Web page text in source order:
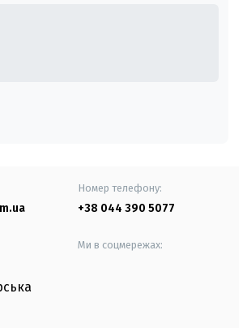
Номер телефону:
+38 044 390 5077
Ми в соцмережах: